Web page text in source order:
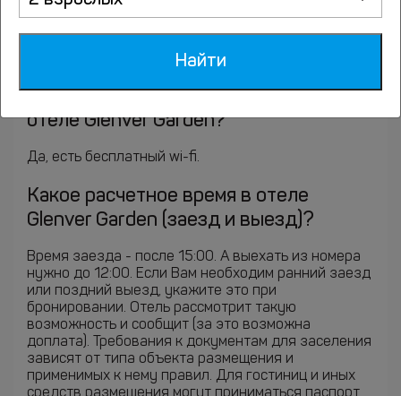
(двуспальная кровать), В номерах: Номера со
телевидение; Телевизор; Халат; Сейф (в номере); .
Есть ли wi-fi и доступ в Интернет в
отеле Glenver Garden?
Да, есть бесплатный wi-fi.
Какое расчетное время в отеле
Glenver Garden (заезд и выезд)?
Время заезда - после 15:00. А выехать из номера
нужно до 12:00. Если Вам необходим ранний заезд
или поздний выезд, укажите это при
бронировании. Отель рассмотрит такую
возможность и сообщит (за это возможна
доплата). Требования к документам для заселения
зависят от типа объекта размещения и
применимых к нему правил. Для гостиниц и иных
Найти